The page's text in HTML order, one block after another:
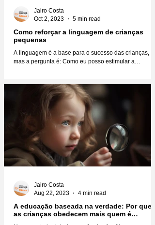
Como reforçar a linguagem de crianças
pequenas
A linguagem é a base para o sucesso das crianças,
mas a pergunta é: Como eu posso estimular a
Jairo Costa
Oct 2, 2023
5 min read
A educação baseada na verdade: Por que
as crianças obedecem mais quem é
Jairo Costa
Aug 22, 2023
4 min read